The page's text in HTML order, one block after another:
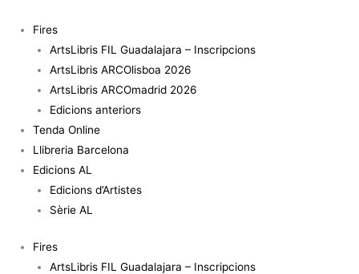
contingut
Fires
ArtsLibris FIL Guadalajara – Inscripcions
ArtsLibris ARCOlisboa 2026
ArtsLibris ARCOmadrid 2026
Edicions anteriors
Tenda Online
Llibreria Barcelona
Edicions AL
Edicions d’Artistes
Sèrie AL
Fires
ArtsLibris FIL Guadalajara – Inscripcions
water.